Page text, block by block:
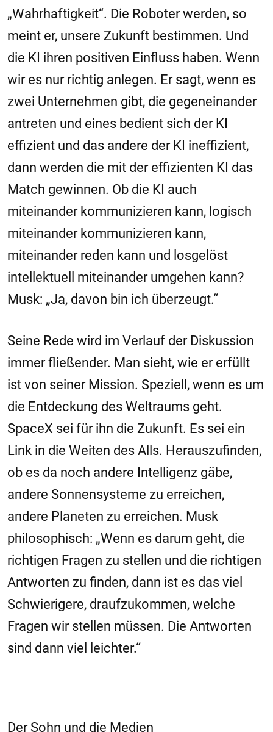
„Wahrhaftigkeit“. Die Roboter werden, so
meint er, unsere Zukunft bestimmen. Und
die KI ihren positiven Einfluss haben. Wenn
wir es nur richtig anlegen. Er sagt, wenn es
zwei Unternehmen gibt, die gegeneinander
antreten und eines bedient sich der KI
effizient und das andere der KI ineffizient,
dann werden die mit der effizienten KI das
Match gewinnen. Ob die KI auch
miteinander kommunizieren kann, logisch
miteinander kommunizieren kann,
miteinander reden kann und losgelöst
intellektuell miteinander umgehen kann?
Musk: „Ja, davon bin ich überzeugt.“
Seine Rede wird im Verlauf der Diskussion
immer fließender. Man sieht, wie er erfüllt
ist von seiner Mission. Speziell, wenn es um
die Entdeckung des Weltraums geht.
SpaceX sei für ihn die Zukunft. Es sei ein
Link in die Weiten des Alls. Herauszufinden,
ob es da noch andere Intelligenz gäbe,
andere Sonnensysteme zu erreichen,
andere Planeten zu erreichen. Musk
philosophisch: „Wenn es darum geht, die
richtigen Fragen zu stellen und die richtigen
Antworten zu finden, dann ist es das viel
Schwierigere, draufzukommen, welche
Fragen wir stellen müssen. Die Antworten
sind dann viel leichter.“
Der Sohn und die Medien